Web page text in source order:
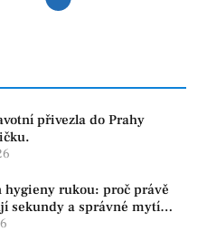
přivezla do Prahy
hygieny rukou: proč právě
sekundy a správné mytí